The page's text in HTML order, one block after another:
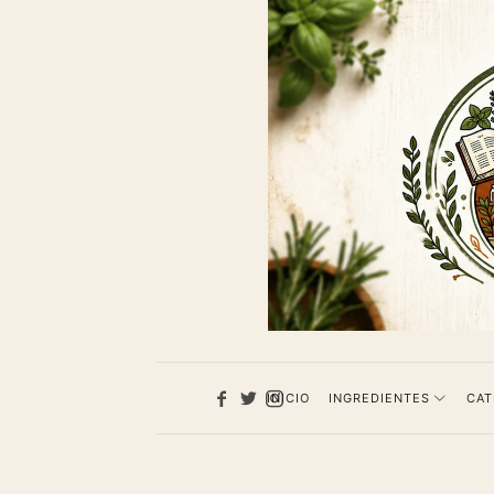
1013
de
cocina
INICIO INGREDIENTES